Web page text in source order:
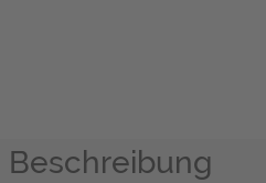
Beschreibung